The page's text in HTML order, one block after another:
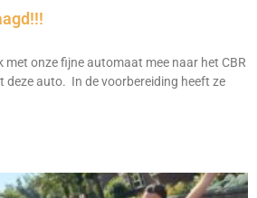
met onze fijne automaat mee naar het CBR
deze auto. In de voorbereiding heeft ze